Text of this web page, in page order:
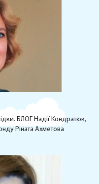
БЛОГ Надії Кондратюк,
Ріната Ахметова